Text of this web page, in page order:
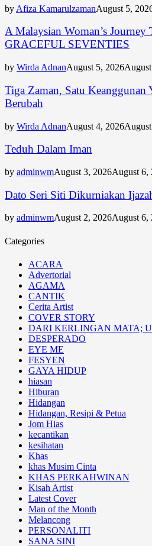
by Afiza KamarulzamanAugust 5,
A Malaysian Woman’s
GRACEFUL SEVENTIES
by Wirda AdnanAugust 5, 2026
Tiga Zaman, Satu Keanggunan
Berubah
by Wirda AdnanAugust 4, 2026
Teduh Dalam Iman
by adminwmAugust 3, 2026August 6,
Dato Seri Siti Dikurniakan
by adminwmAugust 2, 2026August 6,
Categories
ACARA
Advertorial
AGAMA
CANTIK
Cerita Artist
COVER STORY
DARI KERLINGAN MATA;
DESPERADO
EYE ME
FESYEN
GAYA HIDUP
hiasan
Hiburan
Hidangan
Hidangan, Resipi & Petua
Jom Hias
kecantikan
kesihatan
Khas
khas Musim Cinta
KHAS PERKAHWINAN
Kisah Artist
Latest Cover
Man of the Month
Melancong
PERSONALITI
SANA SINI